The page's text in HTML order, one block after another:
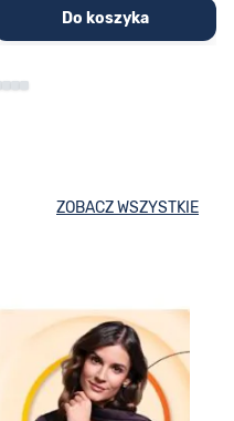
Do koszyka
ZOBACZ WSZYSTKIE